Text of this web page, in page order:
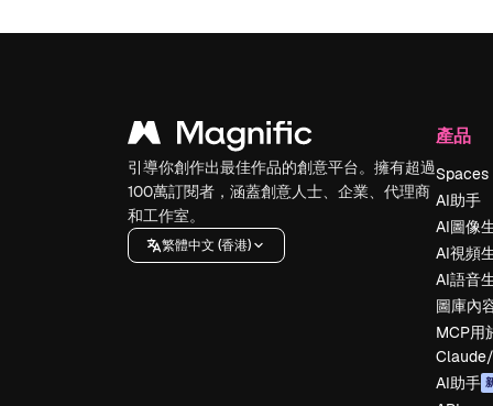
引導你創作出最佳作品的創意平台。擁有超過
100萬訂閱者，涵蓋創意人士、企業、代理商
和工作室。
繁體中文 (香港)
產品
Spaces
AI助手
AI圖像
AI視頻
AI語音
圖庫內
MCP用
AI助手